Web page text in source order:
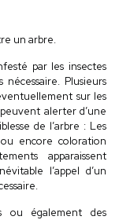
un arbre.
par les insectes
Plusieurs
sur les
alerter d’une
de l’arbre : Les
encore coloration
apparaissent
l’appel d’un
ou également des